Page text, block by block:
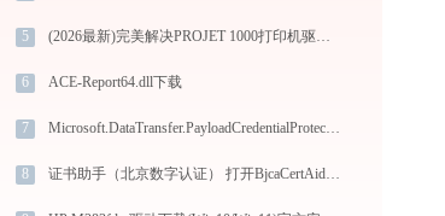
5 (2026最新)完美解决PROJET 1000打印机驱动安装困扰，全面下载安装教程
6 ACE-Report64.dll下载
7 Microsoft.DataTransfer.PayloadCredentialProtection.dll下载
8 证书助手（北京数字认证） 打开BjcaCertAide.exe找不到libscpb_yzt.dll怎么办